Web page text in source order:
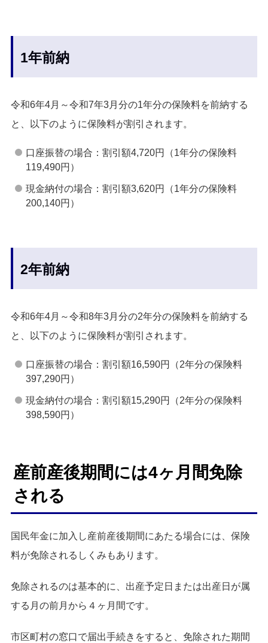
1年前納
令和6年4月～令和7年3月分の1年分の保険料を前納する
と、以下のように保険料が割引されます。
口座振替の場合：割引額4,720円（1年分の保険料
119,490円）
現金納付の場合：割引額3,620円（1年分の保険料
200,140円）
2年前納
令和6年4月～令和8年3月分の2年分の保険料を前納する
と、以下のように保険料が割引されます。
口座振替の場合：割引額16,590円（2年分の保険料
397,290円）
現金納付の場合：割引額15,290円（2年分の保険料
398,590円）
産前産後期間には4ヶ月間免除
される
国民年金に加入し産前産後期間にあたる場合には、保険
料が免除されるしくみもあります。
免除されるのは基本的に、出産予定日または出産日が属
する月の前月から４ヶ月間です。
市区町村の窓口で届出手続きをすると、免除された期間